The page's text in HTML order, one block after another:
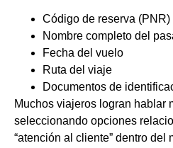
Código de reserva (PNR)
Nombre completo del
Fecha del vuelo
Ruta del viaje
Documentos de
Muchos viajeros logran hablar
seleccionando opciones
“atención al cliente” dentro del